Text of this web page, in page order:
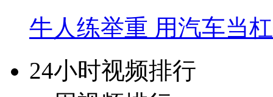
牛人练举重 用汽车当
24小时视频排行